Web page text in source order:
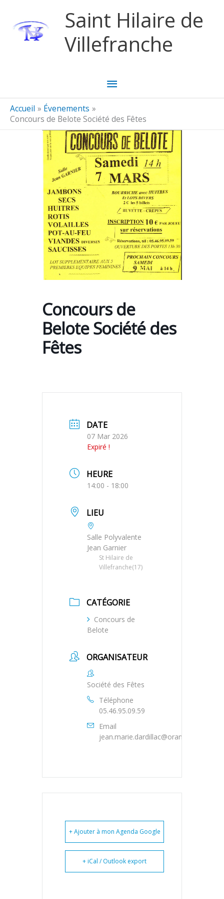
Saint Hilaire de
Villefranche
Menu
Accueil
Évenements
Concours de Belote Société des Fêtes
Concours de
Belote Société des
Fêtes
DATE
07 Mar 2026
Expiré !
HEURE
14:00 - 18:00
LIEU
Salle Polyvalente
Jean Garnier
St Hilaire de
Villefranche(17)
CATÉGORIE
Concours de
Belote
ORGANISATEUR
Société des Fêtes
Téléphone
05.46.95.09.59
Email
jean.marie.dardillac@orange.fr
+ Ajouter à mon Agenda Google
+ iCal / Outlook export